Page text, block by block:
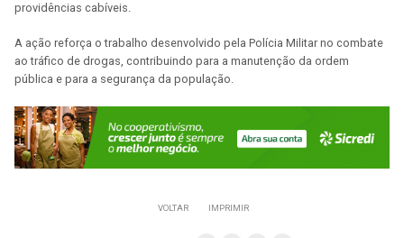
providências cabíveis.
A ação reforça o trabalho desenvolvido pela Polícia Militar no combate
ao tráfico de drogas, contribuindo para a manutenção da ordem
pública e para a segurança da população.
VOLTAR IMPRIMIR